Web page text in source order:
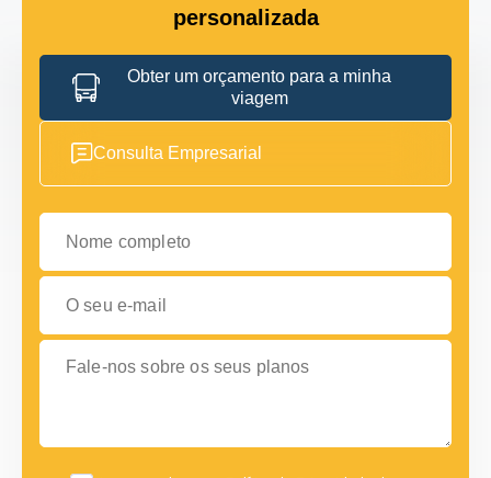
personalizada
Obter um orçamento para a minha
viagem
Consulta Empresarial
Nome completo
O seu e-mail
Fale-nos sobre os seus planos